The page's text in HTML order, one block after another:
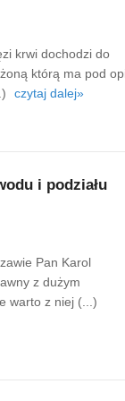
krwi dochodzi do
którą ma pod
czytaj dalej»
i podziału
Pan Karol
z dużym
warto z niej (...)